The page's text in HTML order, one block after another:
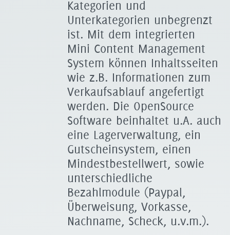
Kategorien und
Unterkategorien unbegrenzt
ist. Mit dem integrierten
Mini Content Management
System können Inhaltsseiten
wie z.B. Informationen zum
Verkaufsablauf angefertigt
werden. Die OpenSource
Software beinhaltet u.A. auch
eine Lagerverwaltung, ein
Gutscheinsystem, einen
Mindestbestellwert, sowie
unterschiedliche
Bezahlmodule (Paypal,
Überweisung, Vorkasse,
Nachname, Scheck, u.v.m.).